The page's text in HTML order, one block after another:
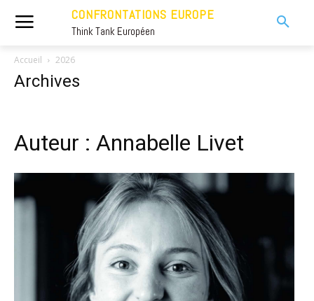
CONFRONTATIONS EUROPE
Think Tank Européen
Accueil 2026
Archives
Auteur : Annabelle Livet